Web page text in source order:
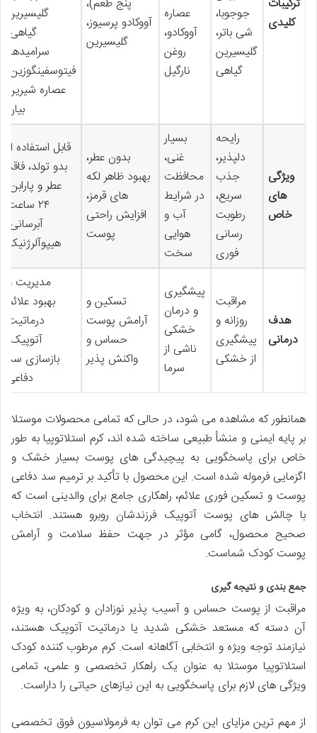
کلیدی
جوجوبا،
شی باتر،
گلیسیرین
گیاهی
عصاره
آووکادو،
روغن
نارگیل
آووکادو پرسیوز،
گلیسیرین
گلیسیرین
گیاهی،
سرامیدها،
فیتوسفینگوزین،
عصاره شیرین
بیان
ویژگی
های
خاص
رایحه
دلپذیر،
جذب
سریع،
رطوبت
رسانی
فوری
بسیار
غنی،
محافظت
در شرایط
آب و
هوایی
سخت
بدون عطر،
بهبود ظاهر لکه
های قرمز،
افزایش راحتی
پوست
قابل استفاده از
بدو تولد، فاقد
عطر و پارابن،
۲۴ ساعت
آبرسانی،
هیپوآلرژنیک
هدف
درمانی
مراقبت
روزانه و
پیشگیری
از خشکی
پیشگیری
و درمان
خشکی
ناشی از
سرما
تسکین و
آرامش پوست
حساس و
واکنش پذیر
مدیریت و
بهبود علائم
درماتیت
آتوپیک،
بازسازی سد
دفاعی
همانطور که مشاهده می شود، در حالی که تمامی محصولات موستلا
بر پایه ایمنی و منشأ طبیعی ساخته شده اند، کرم استلاتوپیا به طور
خاص برای پاسخگویی به پیچیدگی های پوست بسیار خشک و
اگزمایی فرموله شده است. این محصول با تأکید بر ترمیم سد دفاعی
پوست و تسکین فوری علائم، راهکاری جامع برای والدینی است که
با چالش های پوست آتوپیک فرزندشان روبرو هستند. انتخاب
صحیح محصول، گامی مؤثر در جهت حفظ سلامت و آرامش
پوست کودک شماست.
جمع بندی و نتیجه گیری
مراقبت از پوست حساس و آسیب پذیر نوزادان و کودکان، به ویژه
آن دسته که مستعد خشکی شدید یا درماتیت آتوپیک هستند،
نیازمند توجه ویژه و انتخابی آگاهانه است. کرم مرطوب کننده کودک
استلاتوپیا موستلا به عنوان یک راهکار تخصصی و علمی، تمامی
ویژگی های لازم برای پاسخگویی به این نیازهای حیاتی را داراست.
از مهم ترین مزایای این کرم می توان به فرمولاسیون فوق تخصصی